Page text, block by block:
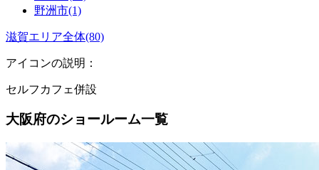
野洲市(1)
滋賀エリア全体(80)
アイコンの説明：
セルフカフェ併設
大阪府のショールーム一覧